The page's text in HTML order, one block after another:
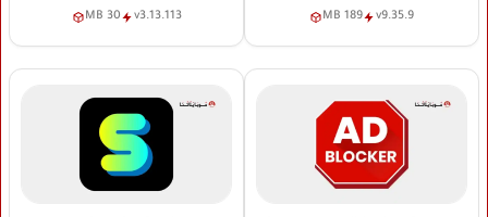
v9.35.9
189 MB
v3.13.113
30 MB